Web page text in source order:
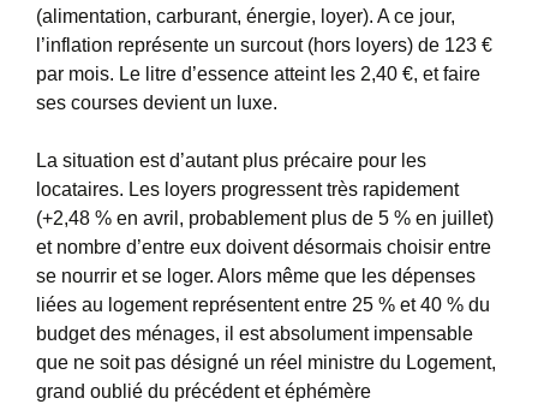
(alimentation, carburant, énergie, loyer). A ce jour,
l’inflation représente un surcout (hors loyers) de 123 €
par mois. Le litre d’essence atteint les 2,40 €, et faire
ses courses devient un luxe.
La situation est d’autant plus précaire pour les
locataires. Les loyers progressent très rapidement
(+2,48 % en avril, probablement plus de 5 % en juillet)
et nombre d’entre eux doivent désormais choisir entre
se nourrir et se loger. Alors même que les dépenses
liées au logement représentent entre 25 % et 40 % du
budget des ménages, il est absolument impensable
que ne soit pas désigné un réel ministre du Logement,
grand oublié du précédent et éphémère